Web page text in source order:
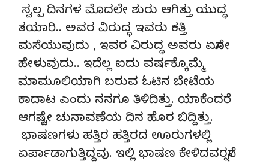
ಸ್ವಲ್ಪ ದಿನಗಳ ಮೊದಲೇ ಶುರು ಆಗಿತ್ತು ಯುದ್ಧ
ತಯಾರಿ.. ಅವರ ವಿರುದ್ಧ ಇವರು ಕತ್ತಿ
ಮಸೆಯುವುದು , ಇವರ ವಿರುದ್ಧ ಅವರು ಏನೋ
ಹೇಳುವುದು.. ಇದೆಲ್ಲ ಐದು ವರ್ಷಕ್ಕೊಮ್ಮೆ
ಮಾಮೂಲಿಯಾಗಿ ಬರುವ ಓಟಿನ ಬೇಟೆಯ
ಕಾದಾಟ ಎಂದು ನನಗೂ ತಿಳಿದಿತ್ತು. ಯಾಕೆಂದರೆ
ಆಗಷ್ಟೇ ಚುನಾವಣೆಯ ದಿನ ಹೊರ ಬಿದ್ದಿತ್ತು.
ಭಾಷಣಗಳು ಹತ್ತಿರ ಹತ್ತಿರದ ಊರುಗಳಲ್ಲಿ
ಏರ್ಪಾಡಾಗುತ್ತಿದ್ದವು. ಇಲ್ಲಿ ಭಾಷಣ ಕೇಳಿದವರನ್ನೇ